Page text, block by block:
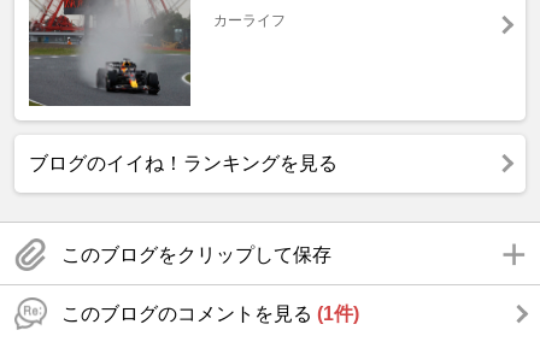
カーライフ
ブログのイイね！ランキングを見る
このブログをクリップして保存
このブログのコメントを見る (1件)